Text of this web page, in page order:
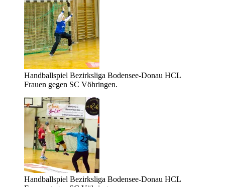
Handballspiel Bezirksliga Bodensee-Donau HCL
Frauen gegen SC Vöhringen.
Handballspiel Bezirksliga Bodensee-Donau HCL